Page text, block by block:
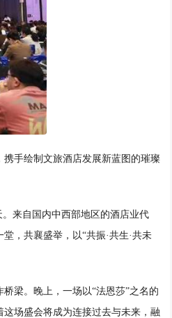
手绘制文旅酒店发展新蓝图的璀璨
来自国内中西部地区的酒店业代
，共襄盛举，以“共振·共生·共未
梁。晚上，一场以“法恩莎”之名的
场盛会将成为连接过去与未来，融